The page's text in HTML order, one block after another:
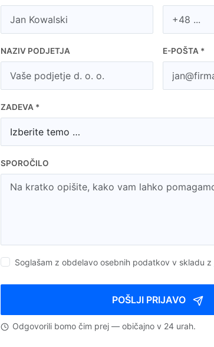
NAZIV PODJETJA E-POŠTA *
ZADEVA *
SPOROČILO
Soglašam z obdelavo osebnih podatkov v skladu z
POŠLJI PRIJAVO
Odgovorili bomo čim prej — običajno v 24 urah.